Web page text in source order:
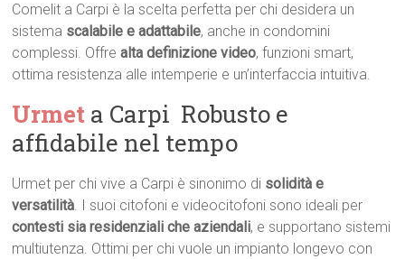
Comelit a Carpi è la scelta perfetta per chi desidera un
sistema scalabile e adattabile, anche in condomini
complessi. Offrealta definizione video, funzioni smart,
ottima resistenza alle intemperie e un’interfaccia intuitiva.
Urmet a Carpi  Robusto e
affidabile nel tempo
Urmet per chi vive a Carpi è sinonimo di solidità e
versatilità. I suoi citofoni e videocitofoni sono ideali per
contesti sia residenziali che aziendali, e supportano sistemi
multiutenza. Ottimi per chi vuole un impianto longevo con